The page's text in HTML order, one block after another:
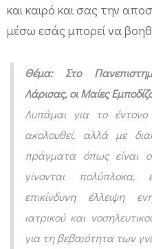
και καιρό και σας την
μέσω εσάς μπορεί να
Θέμα: Στο
Λάρισας, οι Μαίες
Λυπάμαι για το
ακολουθεί, αλλά με
πράγματα όπως είναι
γίνονται πολύπλοκα,
επικίνδυνη έλλειψη
ιατρικού και
για τη βεβαιότητα των